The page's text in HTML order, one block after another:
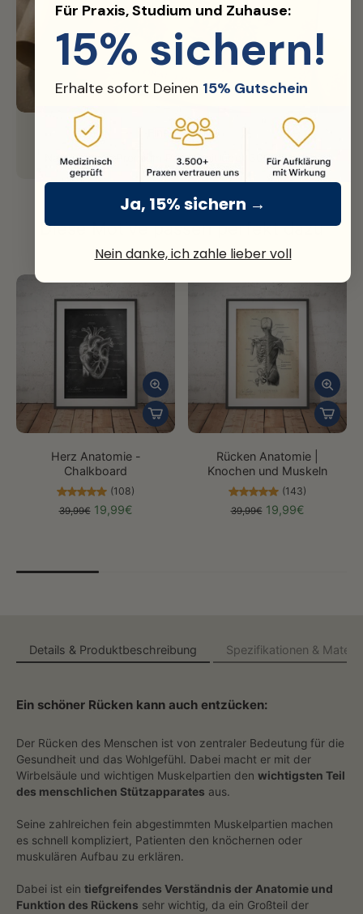
Fine Art Print
Nachhaltiges Premium Papier mit über 300g Stärke.
Diese Motive passen perfekt dazu
Herz Anatomie -
Chalkboard
(108)
39,99€ 19,99€
Rücken Anatomie |
Knochen und Muskeln
(143)
39,99€ 19,99€
Details & Produktbeschreibung Spezifikationen &
Ein schöner Rücken kann auch entzücken:
Der Rücken des Menschen ist von zentraler Bedeutung für die
Gesundheit und das Wohlgefühl. Dabei macht er mit der
Wirbelsäule und wichtigen Muskelpartien den wichtigsten Teil
des menschlichen Stützapparates aus.
Seine zahlreichen fein abgestimmten Muskelpartien machen
es schnell kompliziert, Patienten den knöchernen oder
muskulären Aufbau zu erklären.
Dabei ist ein tiefgreifendes Verständnis der Anatomie und
Funktion des Rückens sehr wichtig, da ein Großteil der
Für Praxis, Studium und Zuhause:
15% sichern!
Erhalte sofort Deinen 15% Gutschein
Ja, 15% sichern →
Nein danke, ich zahle lieber voll